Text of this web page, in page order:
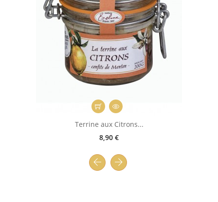
Terrine aux Citrons...
8,90 €